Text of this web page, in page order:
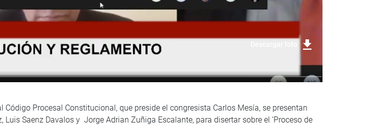
Procesal Constitucional, que preside el congresista Carlos Mesía, se presentan
Saenz Davalos y Jorge Adrian Zuñiga Escalante, para disertar sobre el ‘Proceso de